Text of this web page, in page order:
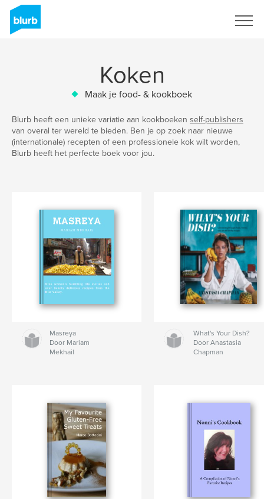
Koken
Maak je food- & kookboek
Blurb heeft een unieke variatie aan kookboeken self-publishers
van overal ter wereld te bieden. Ben je op zoek naar nieuwe
(internationale) recepten of een professionele kok wilt worden,
Blurb heeft het perfecte boek voor jou.
Masreya
Door Mariam
Mekhail
What's Your Dish?
Door Anastasia
Chapman